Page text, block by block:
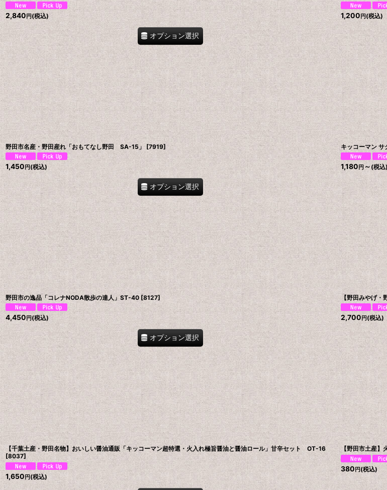
2,840 円(税込)
オプション選択
1,200 円 (税込)
野田市名産・野田産れ「おもてなし野田 SA-15」 [7919]
1,450円 (税込)
オプション選択
キッコーマン
1,180 円 ～ (税込)
野田市の逸品「コレナNODA散歩の達人」ST-40 [8127]
4,450 円(税込)
オプション選択
【野田みやげ
2,700 円 (税込)
【千葉土産・野田名物】おいしい醤油通販「キッコーマン超特選・火入れ極旨醤油と醤油ロール」甘辛セット OT-16
[8037]
1,650円 (税込)
【野田市土産】
380 円 (税込)